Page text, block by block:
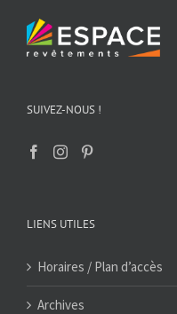
SUIVEZ-NOUS !
LIENS UTILES
Horaires / Plan d’accès
Archives